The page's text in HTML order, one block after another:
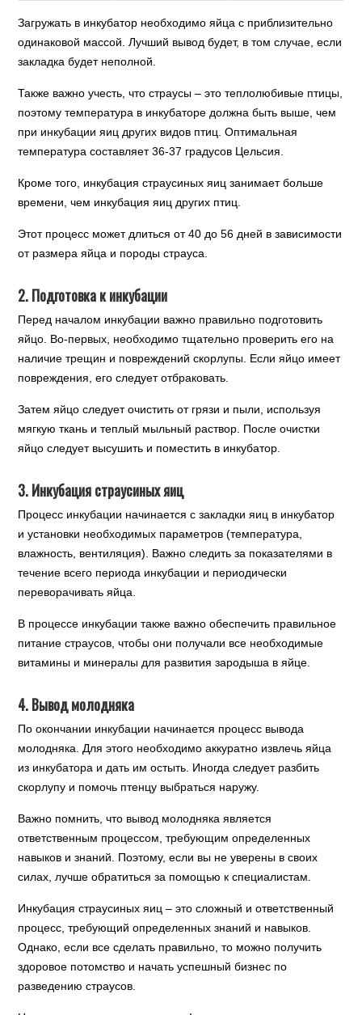
Загружать в инкубатор необходимо яйца с приблизительно
одинаковой массой. Лучший вывод будет, в том случае, если
закладка будет неполной.
Также важно учесть, что страусы – это теплолюбивые птицы,
поэтому температура в инкубаторе должна быть выше, чем
при инкубации яиц других видов птиц. Оптимальная
температура составляет 36-37 градусов Цельсия.
Кроме того, инкубация страусиных яиц занимает больше
времени, чем инкубация яиц других птиц.
Этот процесс может длиться от 40 до 56 дней в зависимости
от размера яйца и породы страуса.
2. Подготовка к инкубации
Перед началом инкубации важно правильно подготовить
яйцо. Во-первых, необходимо тщательно проверить его на
наличие трещин и повреждений скорлупы. Если яйцо имеет
повреждения, его следует отбраковать.
Затем яйцо следует очистить от грязи и пыли, используя
мягкую ткань и теплый мыльный раствор. После очистки
яйцо следует высушить и поместить в инкубатор.
3. Инкубация страусиных яиц
Процесс инкубации начинается с закладки яиц в инкубатор
и установки необходимых параметров (температура,
влажность, вентиляция). Важно следить за показателями в
течение всего периода инкубации и периодически
переворачивать яйца.
В процессе инкубации также важно обеспечить правильное
питание страусов, чтобы они получали все необходимые
витамины и минералы для развития зародыша в яйце.
4. Вывод молодняка
По окончании инкубации начинается процесс вывода
молодняка. Для этого необходимо аккуратно извлечь яйца
из инкубатора и дать им остыть. Иногда следует разбить
скорлупу и помочь птенцу выбраться наружу.
Важно помнить, что вывод молодняка является
ответственным процессом, требующим определенных
навыков и знаний. Поэтому, если вы не уверены в своих
силах, лучше обратиться за помощью к специалистам.
Инкубация страусиных яиц – это сложный и ответственный
процесс, требующий определенных знаний и навыков.
Однако, если все сделать правильно, то можно получить
здоровое потомство и начать успешный бизнес по
разведению страусов.